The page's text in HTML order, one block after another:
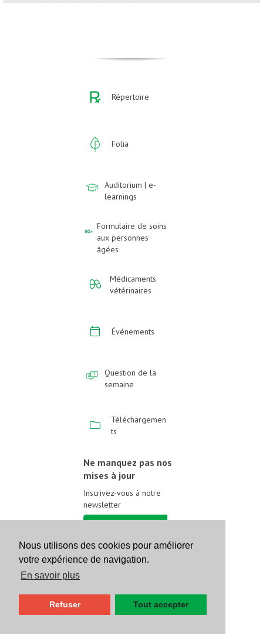
Nous utilisons des cookies pour améliorer
votre expérience de navigation.
En savoir plus
Refuser Tout accepter
Répertoire
Folia
Auditorium | e-
learnings
Formulaire de soins
aux personnes
âgées
Médicaments
vétérinaires
Événements
Question de la
semaine
Téléchargemen
ts
Ne manquez pas nos
mises à jour
Inscrivez-vous à notre
newsletter
Suivez-nous sur les